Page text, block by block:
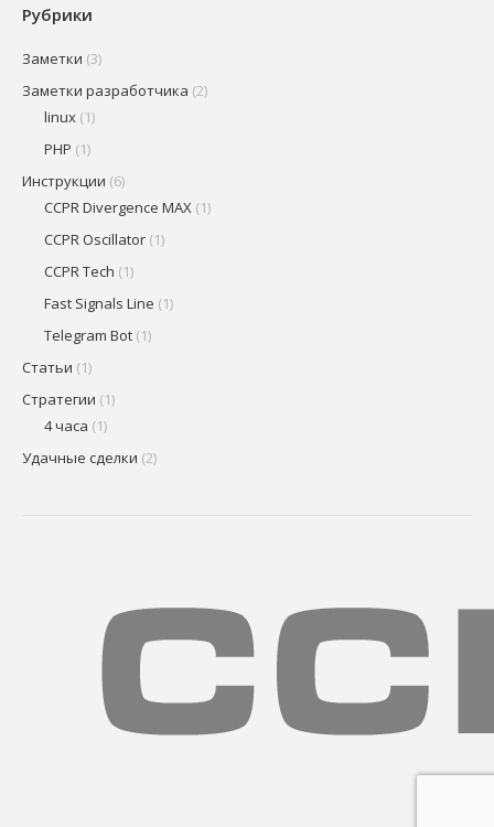
Рубрики
Заметки (3)
Заметки разработчика (2)
linux (1)
PHP (1)
Инструкции (6)
CCPR Divergence MAX (1)
CCPR Oscillator (1)
CCPR Tech (1)
Fast Signals Line (1)
Telegram Bot (1)
Статьи (1)
Стратегии (1)
4 часа (1)
Удачные сделки (2)